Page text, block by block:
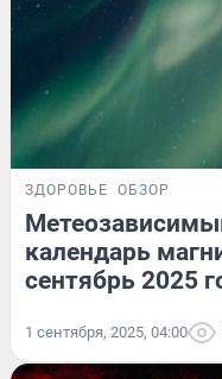
ЗДОРОВЬЕ ОБЗОР
календарь
сентябрь 2025
1 сентября, 2025, 04:00